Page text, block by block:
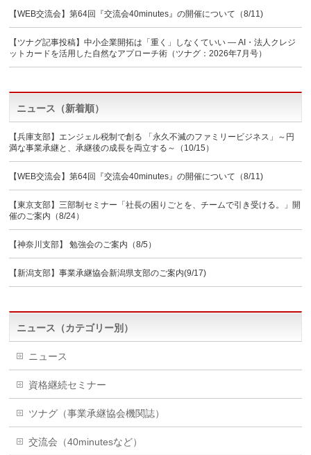
【WEB交流会】第64回『交流会40minutes』の開催について（8/11)
【ツナグ記事投稿】中小企業開拓は「重く」しなくていい ― AI・法人クレジ
ットカードを活用した自然なアプローチ術（ツナグ：2026年7月号）
ニュース（新着順）
【兵庫支部】エンジェル税制で創る 「永久不滅のファミリービジネス」～円
満な事業承継と、承継後の成長を両立する～（10/15）
【WEB交流会】第64回『交流会40minutes』の開催について（8/11)
【東京支部】三部制セミナー「社長の困りごとを、チームで引き受ける。」開
催のご案内（8/24）
【神奈川支部】 勉強会のご案内（8/5）
【新潟支部】事業承継協会新潟県支部のご案内(9/17)
ニュース（カテゴリー別）
ニュース
資格継続セミナー
ツナグ（事業承継協会機関誌）
交流会（40minutesなど）